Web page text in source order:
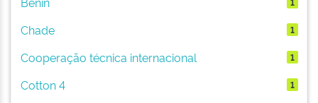
Chade 1
Cooperação técnica internacional 1
Cotton 4 1